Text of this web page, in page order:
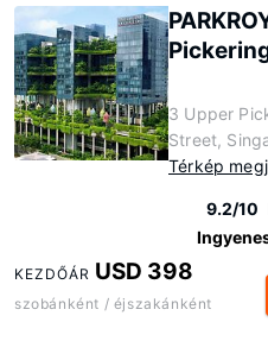
3 Upper
Street,
Térkép
9.2/10
KEZDŐÁR USD 398
szobánként / éjszakánként